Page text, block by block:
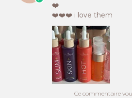
❤️
❤️❤️❤️ i love them
Ce commentaire